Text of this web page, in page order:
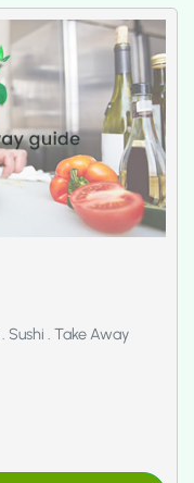
. Sushi . Take Away